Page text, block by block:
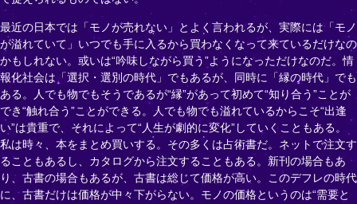
最近の日本では「モノが売れない」とよく言われるが、実際には「モノ
が溢れていて」いつでも手に入るから買わなくなって来ているだけなの
かもしれない。或いは“吟味しながら買う”ようになっただけなのだ。情
報化社会は「選択・選別の時代」でもあるが、同時に「縁の時代」でも
ある。人でも物でもそうであるが“縁”があって初めて“知り合う”ことが
でき“触れ合う”ことができる。人でも物でも溢れているからこそ“出逢
い”は貴重で、それによって“人生が劇的に変化”していくこともある。
私は時々、本をまとめ買いする。その多くは占術書だ。ネットで注文す
ることもあるし、カタログから注文することもある。新刊の場合もあ
り、古書の場合もあるが、古書は総じて価格が高い。このデフレの時代
に、古書だけは価格が中々下がらない。モノの価格というのは“需要と